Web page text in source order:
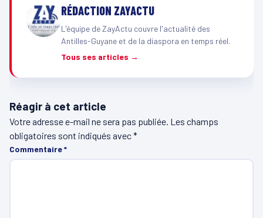
RÉDACTION ZAYACTU
L'équipe de ZayActu couvre l'actualité des
Antilles-Guyane et de la diaspora en temps réel.
Tous ses articles →
Réagir à cet article
Votre adresse e-mail ne sera pas publiée. Les champs
obligatoires sont indiqués avec*
Commentaire*